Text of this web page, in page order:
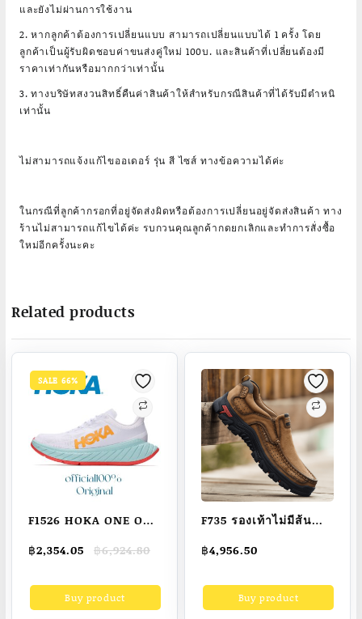
และยังไม่ผ่านการใช้งาน
2. หากลูกค้าต้องการเปลี่ยนแบบ สามารถเปลี่ยนแบบได้ 1 ครั้ง โดย
ลูกค้าเป็นผู้รับผิดชอบค่าขนส่งคู่ใหม่ 100บ. และสินค้าที่เปลี่ยนต้องมี
ราคาเท่ากันหรือมากกว่าเท่านั้น
3. ทางบริษัทสงวนสิทธิ์คืนค่าสินค้าให้สำหรับกรณีสินค้าที่ได้รับมีตำหนิ
เท่านั้น
ไม่สามารถแจ้งแก้ไขออเดอร์ รุ่น สี ไซส์ ทางข้อความได้ค่ะ
ในกรณีที่ลูกค้ากรอกที่อยู่จัดส่งผิดหรือต้องการเปลี่ยนอยู่จัดส่งสินค้า ทาง
ร้านไม่สามารถแก้ไขได้ค่ะ รบกวนคุณลูกค้ากดยกเลิกและทำการสั่งซื้อ
ใหม่อีกครั้งนะคะ
Related products
SALE 66%
F1526 HOKA ONE ONE
คุณภาพสูง สําหรับผู้ชาย
แท้ โมเดลชายและหญิง
฿6,924.80
Original
was:
฿6,924.80.
฿2,354.05
Current
is:
฿2,354.05.Buy product
F735 รองเท้าไม่มีส้น
แบนที่มีคุณภาพสูง
รองเท้ารองเท้าเรือ
฿4,956.50
Buy product